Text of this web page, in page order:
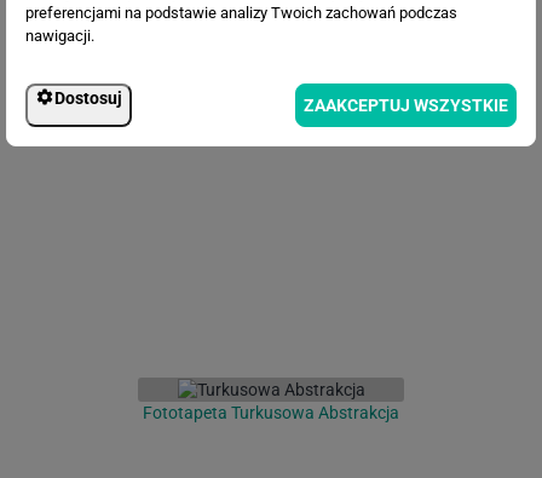
Fototapeta Szlachetny Kamień
Fototapeta Turkusowa Abstrakcja
preferencjami na podstawie analizy Twoich zachowań podczas
nawigacji.
Dostosuj ZAAKCEPTUJ WSZYSTKIE